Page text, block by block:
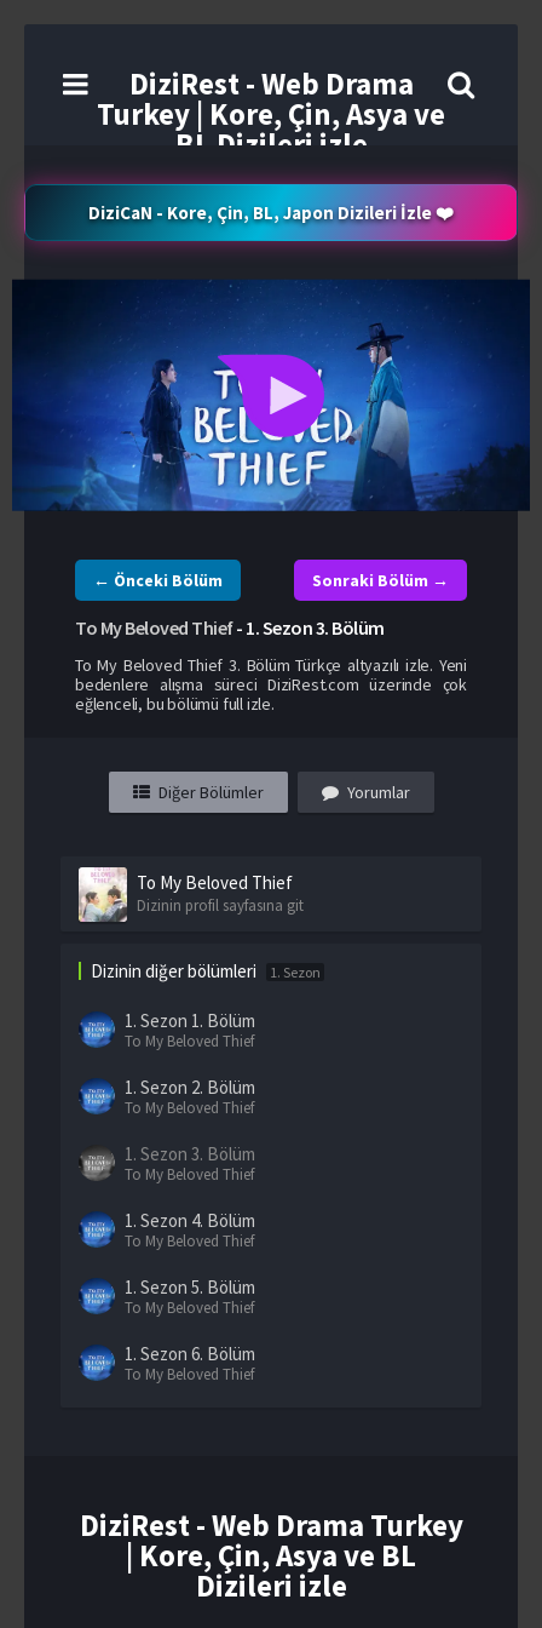
DiziRest - Web Drama
Turkey | Kore, Çin, Asya ve
BL Dizileri izle
DiziCaN - Kore, Çin, BL, Japon Dizileri İzle ❤️
← Önceki Bölüm Sonraki Bölüm →
To My Beloved Thief- 1. Sezon3. Bölüm
To My Beloved Thief 3. Bölüm Türkçe altyazılı izle. Yeni
bedenlere alışma süreci DiziRest.com üzerinde çok
eğlenceli, bu bölümü full izle.
Diğer Bölümler Yorumlar
To My Beloved Thief
Dizinin profil sayfasına git
Dizinin diğer bölümleri 1. Sezon
1. Sezon 1. Bölüm
To My Beloved Thief
1. Sezon 2. Bölüm
To My Beloved Thief
1. Sezon 3. Bölüm
To My Beloved Thief
1. Sezon 4. Bölüm
To My Beloved Thief
1. Sezon 5. Bölüm
To My Beloved Thief
1. Sezon 6. Bölüm
To My Beloved Thief
1. Sezon9. Bölüm
To My Beloved Thief
DiziRest - Web Drama Turkey
| Kore, Çin, Asya ve BL
Dizileri izle